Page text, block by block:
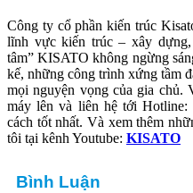
Công ty cổ phần kiến trúc
lĩnh vực kiến trúc – xây
tâm” KISATO không ngừng
kế, những công trình xứng tầm
mọi nguyện vọng của gia chủ.
máy lên và liên hệ tới Hotline:
cách tốt nhất. Và xem thêm
tôi tại kênh Youtube: KISATO
Bình Luận